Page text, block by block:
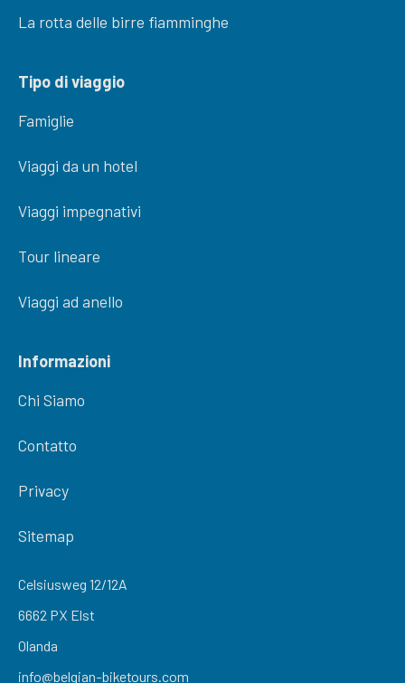
La rotta delle birre fiamminghe
Tipo di viaggio
Famiglie
Viaggi da un hotel
Viaggi impegnativi
Tour lineare
Viaggi ad anello
Informazioni
Chi Siamo
Contatto
Privacy
Sitemap
Celsiusweg 12/12A
6662 PX Elst
Olanda
info@belgian-biketours.com